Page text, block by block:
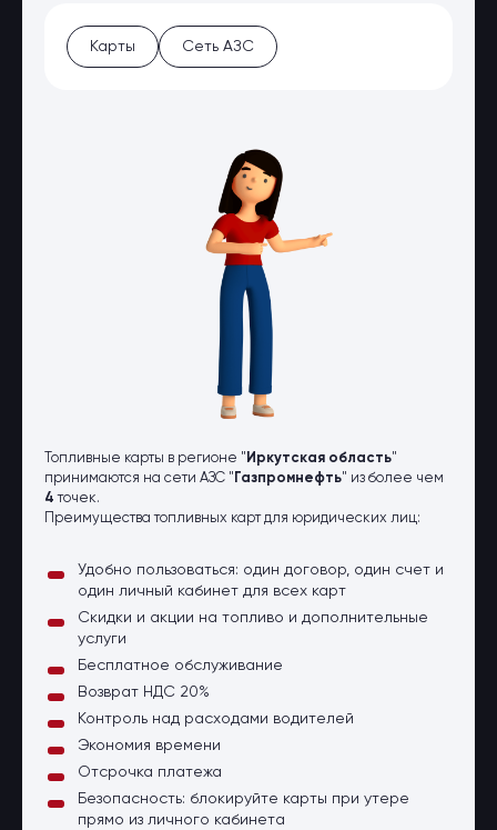
Карты Сеть АЗС
Топливные карты в регионе " Иркутская область"
принимаются на сети АЗС " Газпромнефть" из более чем
4 точек.
Преимущества топливных карт для юридических лиц:
Удобно пользоваться: один договор, один счет и
один личный кабинет для всех карт
Скидки и акции на топливо и дополнительные
услуги
Бесплатное обслуживание
Возврат НДС 20%
Контроль над расходами водителей
Экономия времени
Отсрочка платежа
Безопасность: блокируйте карты при утере
прямо из личного кабинета
Топливо и автомасла по оптовым
ценам
Страховые компании
Электронные перевозочные